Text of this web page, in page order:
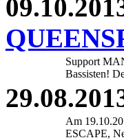
Support
Bassisten!
Am
ESCAPE,